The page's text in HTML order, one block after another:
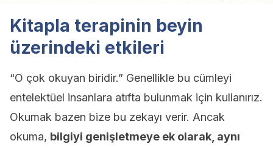
Kitapla terapinin beyin
üzerindeki etkileri
“O çok okuyan biridir.” Genellikle bu cümleyi
entelektüel insanlara atıfta bulunmak için kullanırız.
Okumak bazen bize bu zekayı verir. Ancak
okuma, bilgiyi genişletmeye ek olarak, aynı